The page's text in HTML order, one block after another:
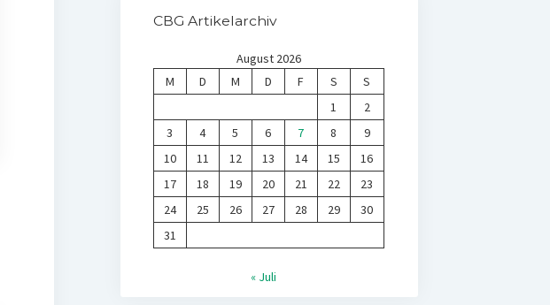
CBG Artikelarchiv
August 2026
M
D M D F S
S
1
2
3
4 5 6 7 8
9
10
11 12 13 14 15
16
17
18 19 20 21 22
23
24
25 26 27 28 29
30
31
« Juli